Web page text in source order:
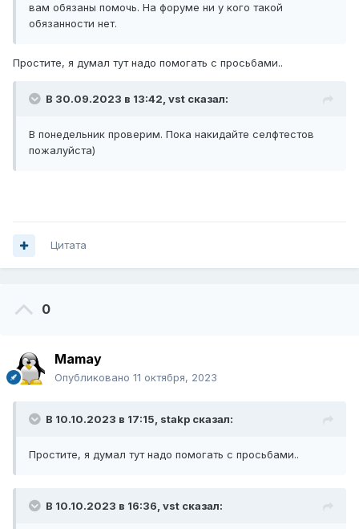
вам обязаны помочь. На форуме ни у кого такой
обязанности нет.
Простите, я думал тут надо помогать с просьбами..
В 30.09.2023 в 13:42, vst сказал:
В понедельник проверим. Пока накидайте селфтестов
пожалуйста)
Цитата
0
Mamay
Опубликовано 11 октября, 2023
В 10.10.2023 в 17:15, stakp сказал:
Простите, я думал тут надо помогать с просьбами..
В 10.10.2023 в 16:36, vst сказал: